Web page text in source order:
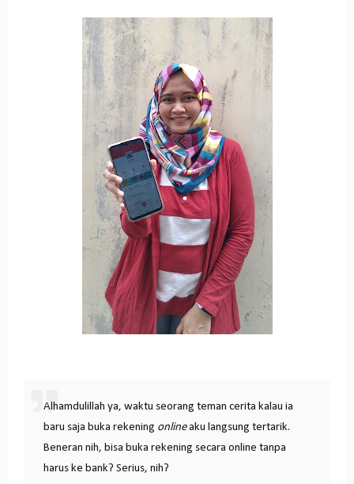
Alhamdulillah ya, waktu seorang teman cerita kalau ia
baru saja buka rekening online aku langsung tertarik.
Beneran nih, bisa buka rekening secara online tanpa
harus ke bank? Serius, nih?